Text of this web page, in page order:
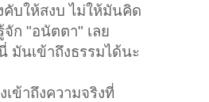
บให้สงบ ไม่ให้มันคิด
ก "อนัตตา" เลย
มันเข้าถึงธรรมได้นะ
เข้าถึงความจริงที่